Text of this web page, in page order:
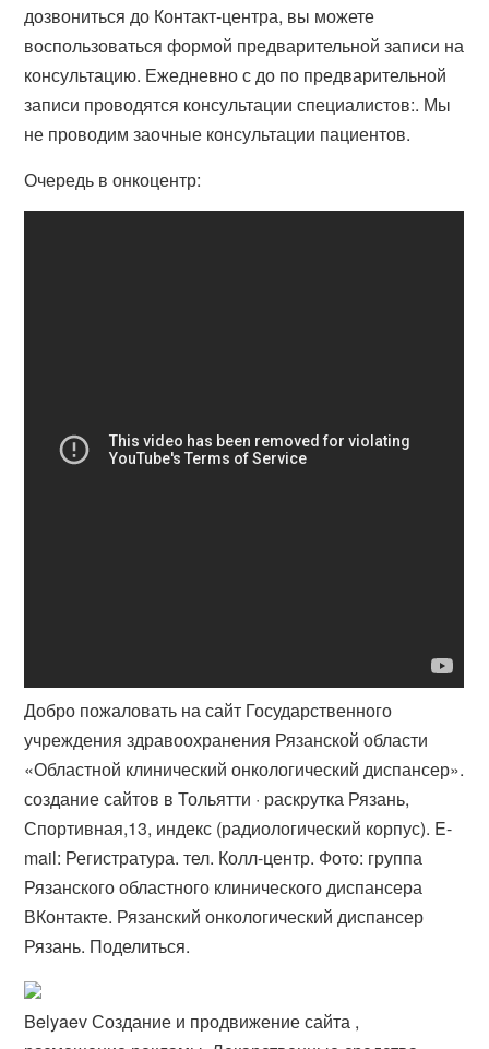
дозвониться до Контакт-центра, вы можете
воспользоваться формой предварительной записи на
консультацию. Ежедневно с до по предварительной
записи проводятся консультации специалистов:. Мы
не проводим заочные консультации пациентов.
Очередь в онкоцентр:
Добро пожаловать на сайт Государственного
учреждения здравоохранения Рязанской области
«Областной клинический онкологический диспансер».
создание сайтов в Тольятти · раскрутка Рязань,
Спортивная,13, индекс (радиологический корпус). E-
mail: Регистратура. тел. Колл-центр​. Фото: группа
Рязанского областного клинического диспансера
ВКонтакте. Рязанский онкологический диспансер
Рязань. Поделиться.
Belyaev Создание и продвижение сайта ,